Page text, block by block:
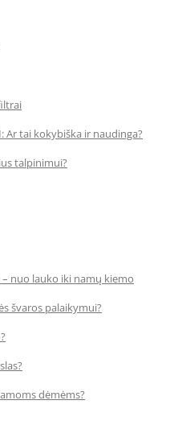
Ar tai kokybiška ir naudinga?
talpinimui?
nuo lauko iki namų kiemo
švaros palaikymui?
dėmėms?